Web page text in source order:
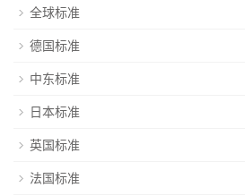
全球标准
德国标准
中东标准
日本标准
英国标准
法国标准